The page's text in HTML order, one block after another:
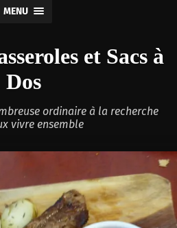
MENU
et Sacs à
Dos
ordinaire à la recherche
vivre ensemble